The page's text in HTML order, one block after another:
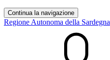
Continua la navigazione
Regione Autonoma della Sardegna